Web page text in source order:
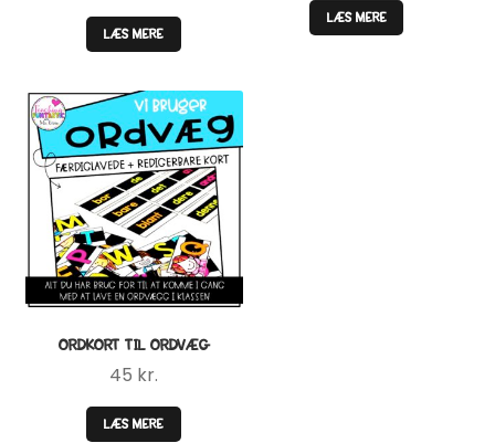
LÆS MERE
LÆS MERE
ORDKORT TIL ORDVÆG
45 kr.
LÆS MERE